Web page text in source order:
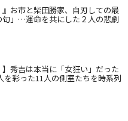
』お市と柴田勝家、自刃しての最
句」…運命を共にした２人の悲劇
】秀吉は本当に「女狂い」だった
を彩った11人の側室たちを時系列